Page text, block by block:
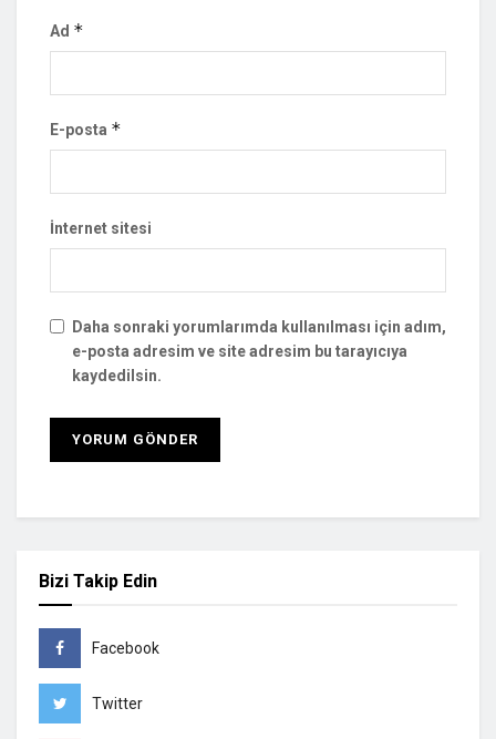
Ad *
E-posta *
İnternet sitesi
Daha sonraki yorumlarımda kullanılması için adım,
e-posta adresim ve site adresim bu tarayıcıya
kaydedilsin.
Bizi Takip Edin
Facebook
Twitter